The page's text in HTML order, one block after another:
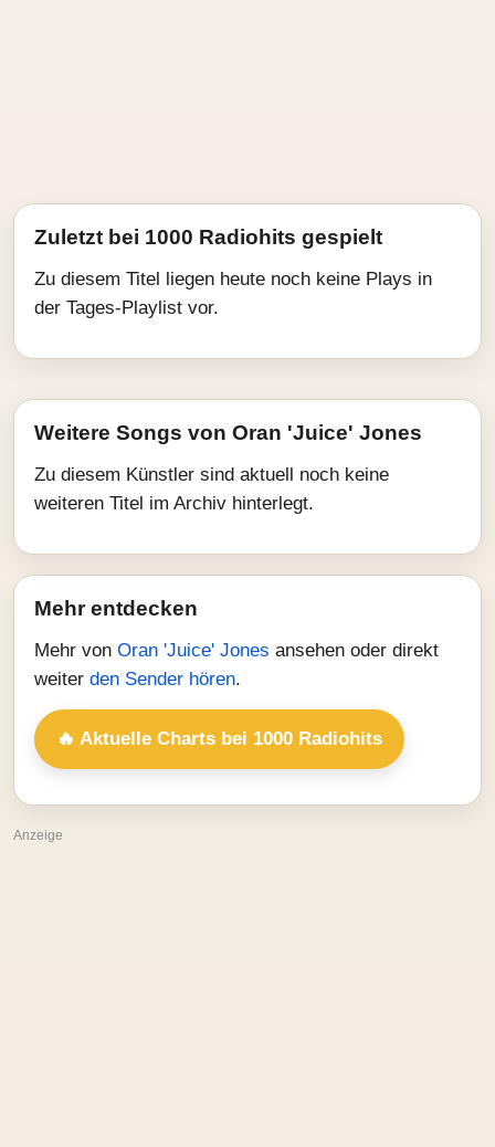
Zuletzt bei 1000 Radiohits gespielt
Zu diesem Titel liegen heute noch keine Plays in
der Tages-Playlist vor.
Weitere Songs von Oran 'Juice' Jones
Zu diesem Künstler sind aktuell noch keine
weiteren Titel im Archiv hinterlegt.
Mehr entdecken
Mehr von Oran 'Juice' Jones ansehen oder direkt
weiter den Sender hören.
🔥 Aktuelle Charts bei 1000 Radiohits
Anzeige